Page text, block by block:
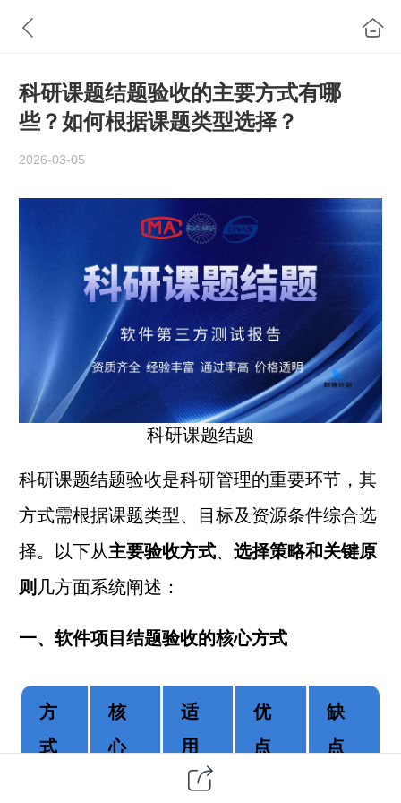
科研课题结题验收的主要方式有哪
些？如何根据课题类型选择？
2026-03-05
科研课题结题
科研课题结题验收是科研管理的重要环节，其
方式需根据课题类型、目标及资源条件综合选
择。
以下从主要验收方式、 选择策略和关键原
则 几方面系统阐述：
一、软件项目结题验收的核心方式
方
式
核
心
适
用
场
优
点
缺
点